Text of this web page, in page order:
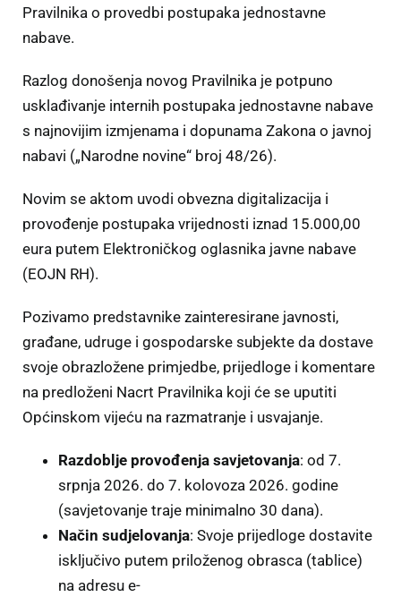
Pravilnika o provedbi postupaka jednostavne
nabave.
Razlog donošenja novog Pravilnika je potpuno
usklađivanje internih postupaka jednostavne nabave
s najnovijim izmjenama i dopunama Zakona o javnoj
nabavi („Narodne novine“ broj 48/26).
Novim se aktom uvodi obvezna digitalizacija i
provođenje postupaka vrijednosti iznad 15.000,00
eura putem Elektroničkog oglasnika javne nabave
(EOJN RH).
Pozivamo predstavnike zainteresirane javnosti,
građane, udruge i gospodarske subjekte da dostave
svoje obrazložene primjedbe, prijedloge i komentare
na predloženi Nacrt Pravilnika koji će se uputiti
Općinskom vijeću na razmatranje i usvajanje.
Razdoblje provođenja savjetovanja: od 7.
srpnja 2026. do 7. kolovoza 2026. godine
(savjetovanje traje minimalno 30 dana).
Način sudjelovanja: Svoje prijedloge dostavite
isključivo putem priloženog obrasca (tablice)
na adresu e-